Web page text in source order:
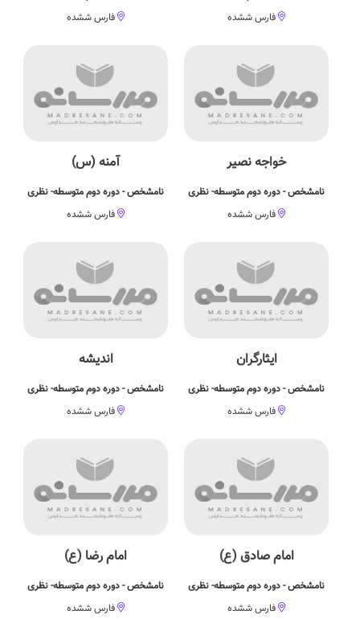
فارس ششده
فارس ششده
خواجه نصیر
نامشخص - دوره دوم متوسطه- نظری
فارس ششده
آمنه (س)
نامشخص - دوره دوم متوسطه- نظری
فارس ششده
ایثارگران
نامشخص - دوره دوم متوسطه- نظری
فارس ششده
اندیشه
نامشخص - دوره دوم متوسطه- نظری
فارس ششده
امام صادق (ع)
نامشخص - دوره دوم متوسطه- نظری
فارس ششده
امام رضا (ع)
نامشخص - دوره دوم متوسطه- نظری
فارس ششده